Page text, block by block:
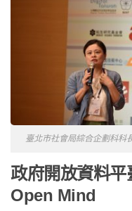
臺北市社會局綜合企劃科科
政府開放資料
Open Mind